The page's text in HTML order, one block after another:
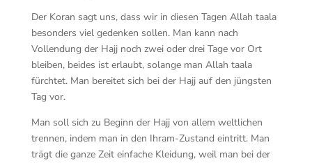
Der Koran sagt uns, dass wir in diesen Tagen Allah taala
besonders viel gedenken sollen. Man kann nach
Vollendung der Hajj noch zwei oder drei Tage vor Ort
bleiben, beides ist erlaubt, solange man Allah taala
fürchtet. Man bereitet sich bei der Hajj auf den jüngsten
Tag vor.
Man soll sich zu Beginn der Hajj von allem weltlichen
trennen, indem man in den Ihram-Zustand eintritt. Man
trägt die ganze Zeit einfache Kleidung, weil man bei der